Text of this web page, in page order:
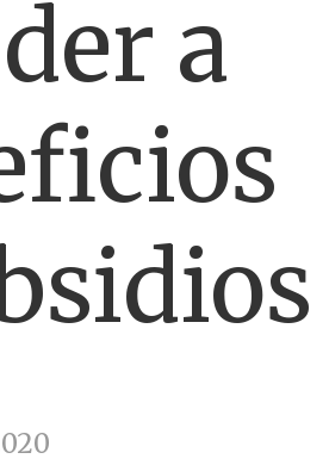
a